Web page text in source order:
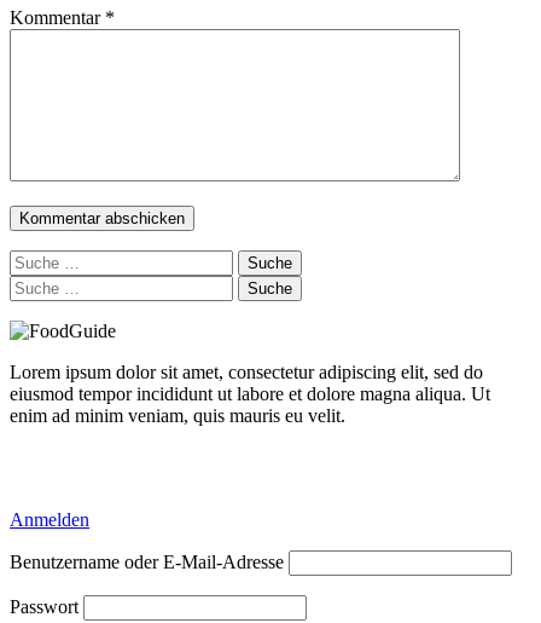
Kommentar *
Suche
nach:
Suche
nach:
Lorem ipsum dolor sit amet, consectetur adipiscing elit, sed do
eiusmod tempor incididunt ut labore et dolore magna aliqua. Ut
enim ad minim veniam, quis mauris eu velit.
Anmelden
Benutzername oder E-Mail-Adresse
Passwort